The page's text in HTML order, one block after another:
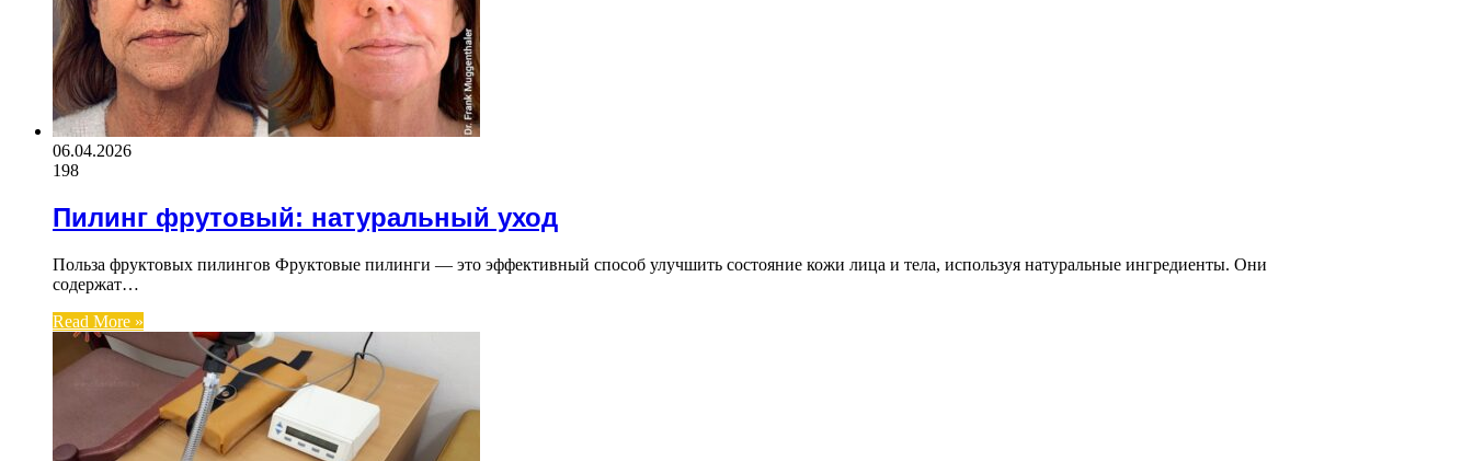
06.04.2026
198
Пилинг фрутовый: натуральный уход
Польза фруктовых пилингов Фруктовые пилинги — это эффективный способ улучшить состояние кожи лица и тела, используя натуральные ингредиенты. Они
содержат…
Read More »